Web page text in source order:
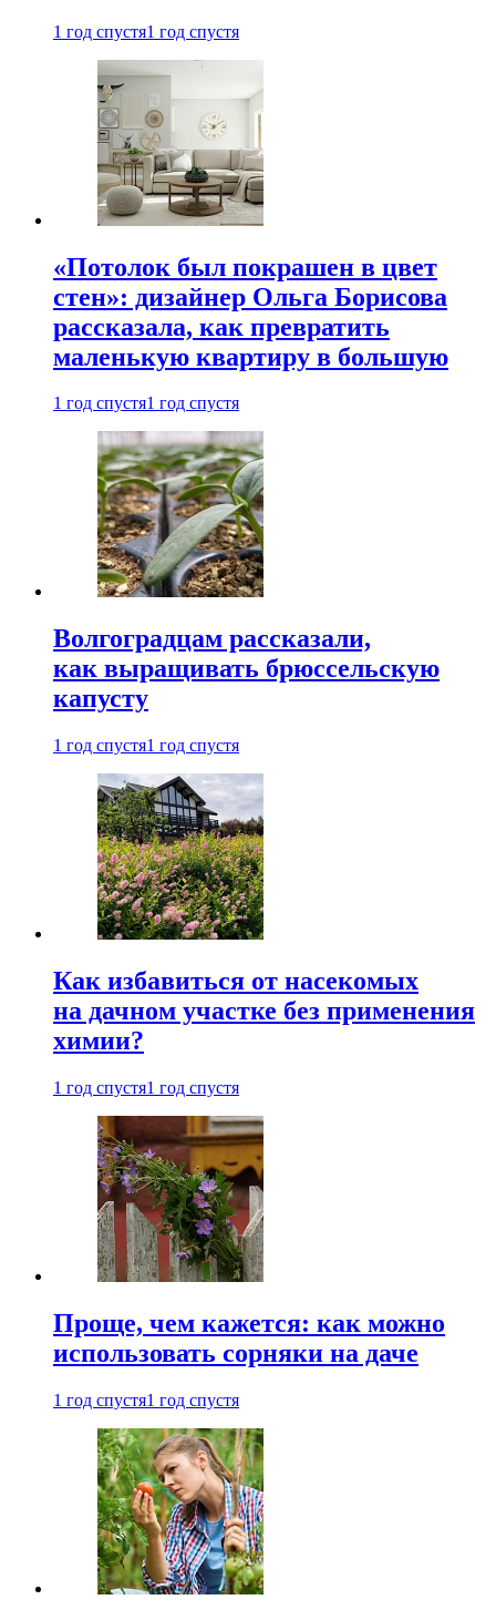
1 год спустя1 год спустя
«Потолок был покрашен в цвет
стен»: дизайнер Ольга Борисова
рассказала, как превратить
маленькую квартиру в большую
1 год спустя1 год спустя
Волгоградцам рассказали,
как выращивать брюссельскую
капусту
1 год спустя1 год спустя
Как избавиться от насекомых
на дачном участке без применения
химии?
1 год спустя1 год спустя
Проще, чем кажется: как можно
использовать сорняки на даче
1 год спустя1 год спустя